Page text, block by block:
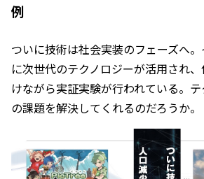
例
ついに技術は社会実装のフェーズへ
に次世代のテクノロジーが活用され
けながら実証実験が行われている。
の課題を解決してくれるのだろうか。